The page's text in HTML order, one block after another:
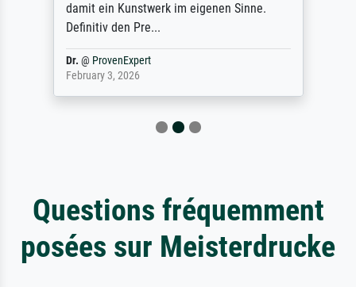
damit ein Kunstwerk im eigenen Sinne.
Definitiv den Pre...
Dr. @ ProvenExpert
February 3, 2026
Questions fréquemment
posées sur Meisterdrucke